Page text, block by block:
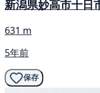
新潟県妙高市十日
631 m
5年前
保存